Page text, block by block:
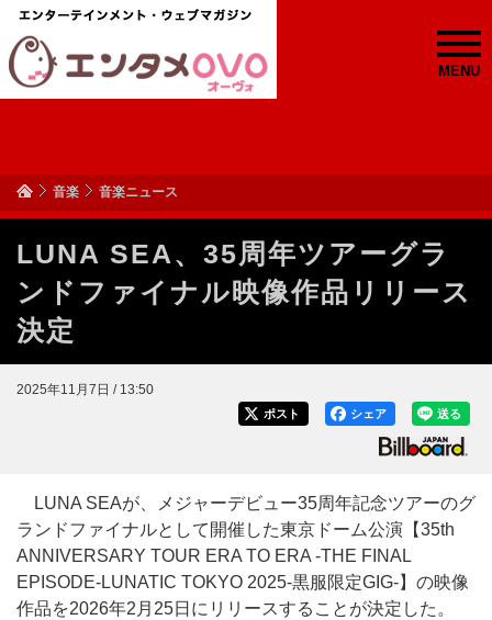
MENU
音楽 音楽ニュース
LUNA SEA、35周年ツアーグラ
ンドファイナル映像作品リリース
決定
2025年11月7日 / 13:50
送る
シェア
ポスト
LUNA SEAが、メジャーデビュー35周年記念ツアーのグ
ランドファイナルとして開催した東京ドーム公演【35th
ANNIVERSARY TOUR ERA TO ERA -THE FINAL
EPISODE-LUNATIC TOKYO 2025-黒服限定GIG-】の映像
作品を2026年2月25日にリリースすることが決定した。